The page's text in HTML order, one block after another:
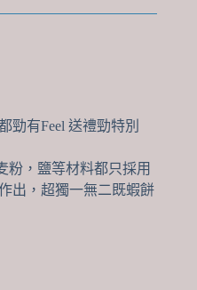
勁有Feel 送禮勁特別
粉，鹽等材料都只採用
出，超獨一無二既蝦餅